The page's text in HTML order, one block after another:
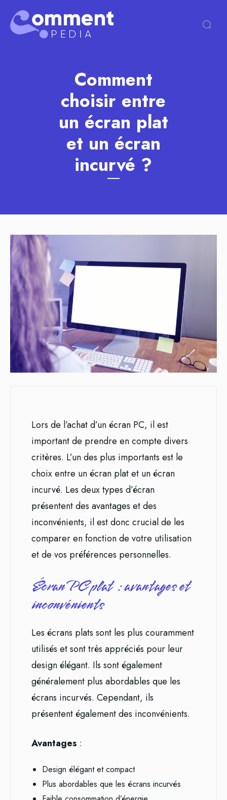
Comment
choisir entre
un écran plat
et un écran
incurvé ?
Lors de l’achat d’un écran PC, il est
important de prendre en compte divers
critères. L’un des plus importants est le
choix entre un écran plat et un écran
incurvé. Les deux types d’écran
présentent des avantages et des
inconvénients, il est donc crucial de les
comparer en fonction de votre utilisation
et de vos préférences personnelles.
Écran PC plat : avantages et
inconvénients
Les écrans plats sont les plus couramment
utilisés et sont très appréciés pour leur
design élégant. Ils sont également
généralement plus abordables que les
écrans incurvés. Cependant, ils
présentent également des inconvénients.
Avantages :
Design élégant et compact
Plus abordables que les écrans incurvés